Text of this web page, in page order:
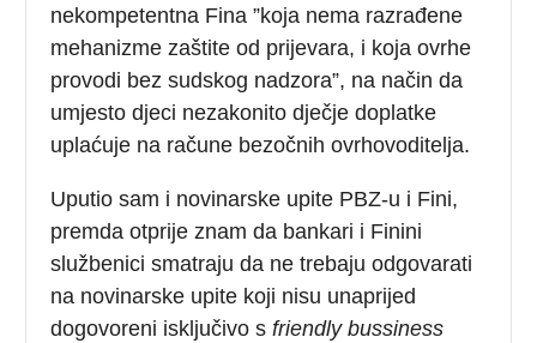
nekompetentna Fina ”koja nema razrađene
mehanizme zaštite od prijevara, i koja ovrhe
provodi bez sudskog nadzora”, na način da
umjesto djeci nezakonito dječje doplatke
uplaćuje na račune bezočnih ovrhovoditelja.
Uputio sam i novinarske upite PBZ-u i Fini,
premda otprije znam da bankari i Finini
službenici smatraju da ne trebaju odgovarati
na novinarske upite koji nisu unaprijed
dogovoreni isključivo sfriendly bussiness